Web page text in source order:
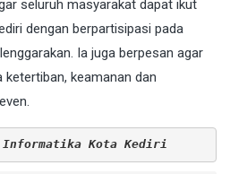
seluruh masyarakat dapat ikut
dengan berpartisipasi pada
Ia juga berpesan agar
keamanan dan
Informatika Kota Kediri